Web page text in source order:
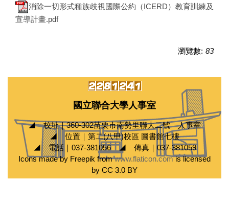
消除一切形式種族歧視國際公約（ICERD）教育訓練及
宣導計畫.pdf
瀏覽數: 83
國立聯合大學人事室
◢ 校址｜360-302苗栗市南勢里聯大二號 人事室
◢ 位置｜第二(八甲)校區 圖書館七樓
◢ 電話｜037-381056 ◢ 傳真｜037-381059
Icons made by Freepik fromwww.flaticon.comis licensed
by CC 3.0 BY